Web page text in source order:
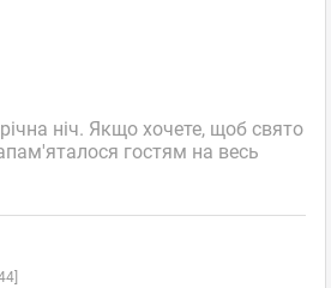
ніч. Якщо хочете, щоб свято
гостям на весь